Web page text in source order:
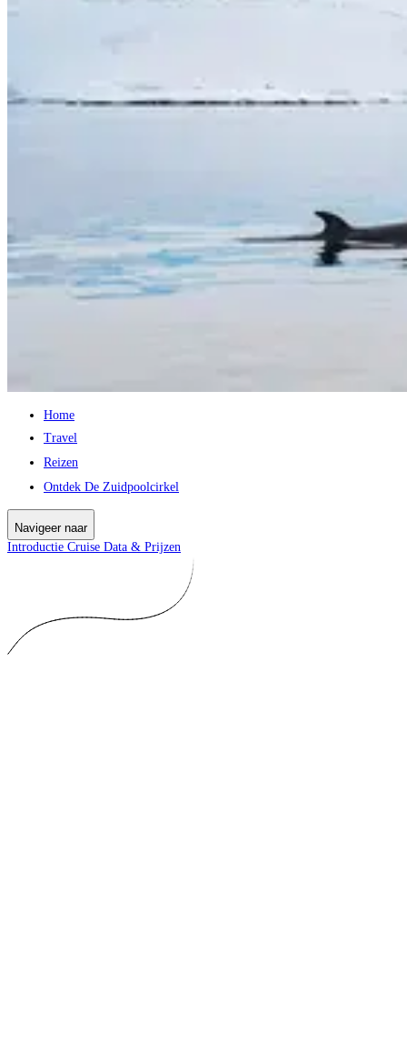
Home
Travel
Reizen
Ontdek De Zuidpoolcirkel
Navigeer naar
Introductie Cruise Data & Prijzen